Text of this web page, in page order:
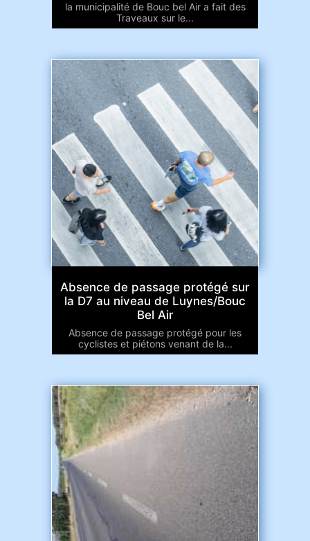
la municipalité de Bouc bel Air a fait des
Traveaux sur le...
Absence de passage protégé sur
la D7 au niveau de Luynes/Bouc
Bel Air
Absence de passage protégé pour les
cyclistes et piétons venant de la...